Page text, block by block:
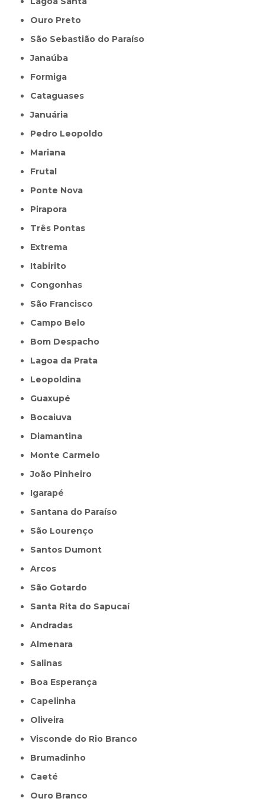
Ouro Preto
São Sebastião do Paraíso
Janaúba
Formiga
Cataguases
Januária
Pedro Leopoldo
Mariana
Frutal
Ponte Nova
Pirapora
Três Pontas
Extrema
Itabirito
Congonhas
São Francisco
Campo Belo
Bom Despacho
Lagoa da Prata
Leopoldina
Guaxupé
Bocaiuva
Diamantina
Monte Carmelo
João Pinheiro
Igarapé
Santana do Paraíso
São Lourenço
Santos Dumont
Arcos
São Gotardo
Santa Rita do Sapucaí
Andradas
Almenara
Salinas
Boa Esperança
Capelinha
Oliveira
Visconde do Rio Branco
Brumadinho
Caeté
Ouro Branco